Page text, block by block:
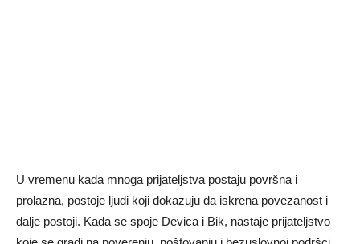
U vremenu kada mnoga prijateljstva postaju površna i
prolazna, postoje ljudi koji dokazuju da iskrena povezanost i
dalje postoji. Kada se spoje Devica i Bik, nastaje prijateljstvo